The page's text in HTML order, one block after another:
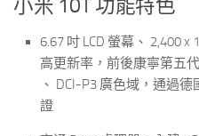
小米 10T 功能特色
6.67 吋 LCD 螢幕、 2,400
高更新率，前後康寧第五
、 DCI-P3 廣色域，通過
證